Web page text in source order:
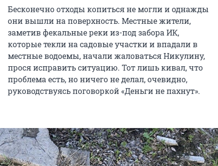
Бесконечно отходы копиться не могли и однажды
они вышли на поверхность. Местные жители,
заметив фекальные реки из-под забора ИК,
которые текли на садовые участки и впадали в
местные водоемы, начали жаловаться Никулину,
прося исправить ситуацию. Тот лишь кивал, что
проблема есть, но ничего не делал, очевидно,
руководствуясь поговоркой «Деньги не пахнут».